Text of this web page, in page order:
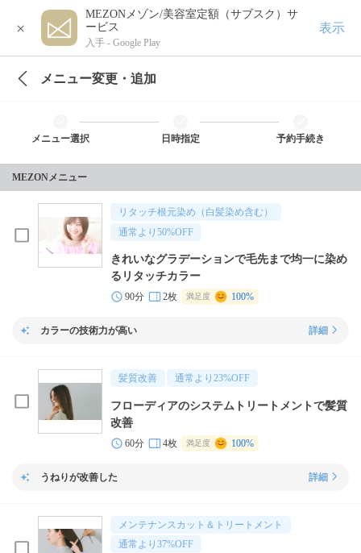
×
MEZONメゾン/美容室定額（サブスク）サ
ービス
入手 - Google Play
表示
メニュー変更・追加
メニュー選択 日時指定 予約手続き
MEZONメニュー
リタッチ根元染め（白髪染め含む）
通常より 50%OFF
きれいなグラデーションで毛先まで均一に染め
るリタッチカラー
90分 2枚 満足度 100%
カラーの技術力が高い 詳細
髪質改善 通常より 23%OFF
フローディアのシステムトリートメントで髪質
改善
60分 4枚 満足度 100%
うねりが改善した 詳細
メンテナンスカット＆トリートメント
通常より 37%OFF